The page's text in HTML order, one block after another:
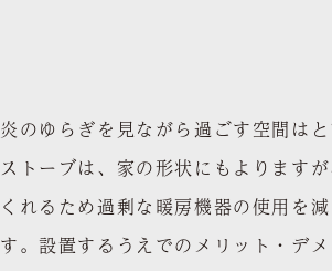
炎のゆらぎを見ながら過ごす空間は
ストーブは、家の形状にもよります
くれるため過剰な暖房機器の使用を
す。設置するうえでのメリット・デ